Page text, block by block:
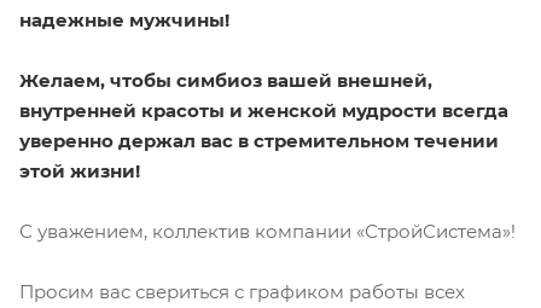
надежные мужчины!
Желаем, чтобы симбиоз вашей внешней,
внутренней красоты и женской мудрости всегда
уверенно держал вас в стремительном течении
этой жизни!
С уважением, коллектив компании «СтройСистема»!
Просим вас свериться с графиком работы всех